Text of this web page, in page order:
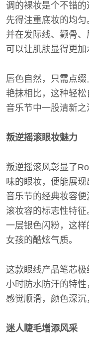
调的裸妆是个不错
先得注重底妆的均匀
并在发际线、颧骨
可以让肌肤显得更加
唇色自然，只需点
艳抹相比，这种轻
音乐节中一股清新之
叛逆摇滚眼妆魅力
叛逆摇滚风彰显了
味的眼妆，便能展
音乐节的经典妆容
滚妆容的标志性特
一层银色闪粉，这
女孩的酷炫气质。
这款眼线产品笔芯
小时防水防汗的特
感觉顺滑，颜色深沉
迷人睫毛增添风采